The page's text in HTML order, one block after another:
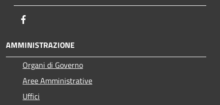
AMMINISTRAZIONE
Organi di Governo
Aree Amministrative
Uffici